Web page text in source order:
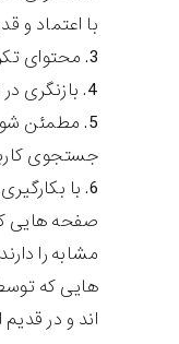
با اعتماد و
محتوای
بازنگری
مطمئن
جستجوی
صفحه هایی
مشابه را
اند و در